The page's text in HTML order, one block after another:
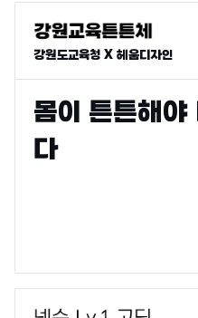
강원도교육청 X 헤움디자인